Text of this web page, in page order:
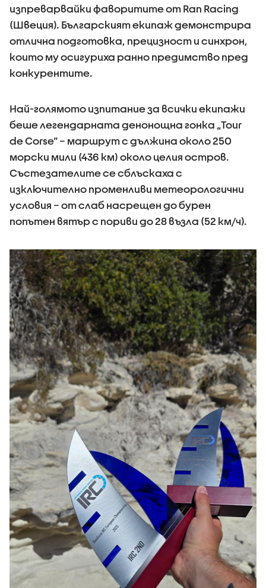
изпреварвайки фаворитите от Ran Racing
(Швеция). Българският екипаж демонстрира
отлична подготовка, прецизност и синхрон,
които му осигуриха ранно предимство пред
конкурентите.
Най-голямото изпитание за всички екипажи
беше легендарната денонощна гонка „Tour
de Corse“ – маршрут с дължина около 250
морски мили (436 км) около целия остров.
Състезателите се сблъскаха с
изключително променливи метеорологични
условия – от слаб насрещен до бурен
попътен вятър с пориви до 28 възла (52 км/ч).